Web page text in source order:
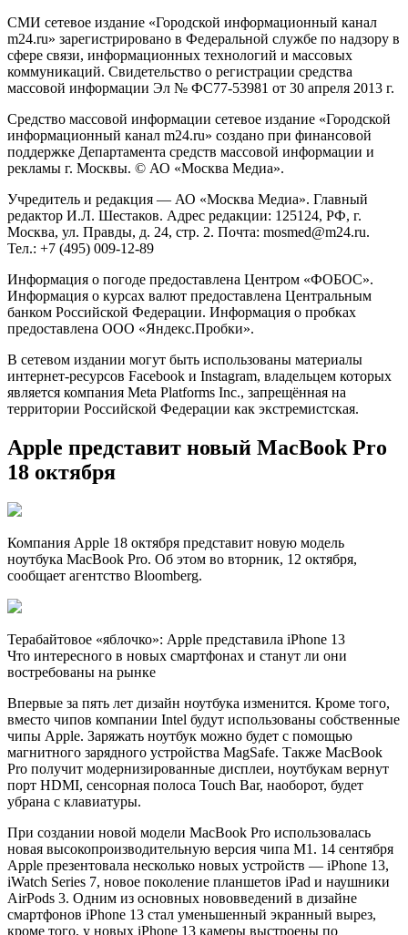
СМИ сетевое издание «Городской информационный канал
m24.ru» зарегистрировано в Федеральной службе по надзору в
сфере связи, информационных технологий и массовых
коммуникаций. Свидетельство о регистрации средства
массовой информации Эл № ФС77-53981 от 30 апреля 2013 г.
Средство массовой информации сетевое издание «Городской
информационный канал m24.ru» создано при финансовой
поддержке Департамента средств массовой информации и
рекламы г. Москвы. © АО «Москва Медиа».
Учредитель и редакция — АО «Москва Медиа». Главный
редактор И.Л. Шестаков. Адрес редакции: 125124, РФ, г.
Москва, ул. Правды, д. 24, стр. 2. Почта: mosmed@m24.ru.
Тел.: +7 (495) 009-12-89
Информация о погоде предоставлена Центром «ФОБОС».
Информация о курсах валют предоставлена Центральным
банком Российской Федерации. Информация о пробках
предоставлена ООО «Яндекс.Пробки».
В сетевом издании могут быть использованы материалы
интернет-ресурсов Facebook и Instagram, владельцем которых
является компания Meta Platforms Inc., запрещённая на
территории Российской Федерации как экстремистская.
Apple представит новый MacBook Pro
18 октября
Компания Apple 18 октября представит новую модель
ноутбука MacBook Pro. Об этом во вторник, 12 октября,
сообщает агентство Bloomberg.
Терабайтовое «яблочко»: Apple представила iPhone 13
Что интересного в новых смартфонах и станут ли они
востребованы на рынке
Впервые за пять лет дизайн ноутбука изменится. Кроме того,
вместо чипов компании Intel будут использованы собственные
чипы Apple. Заряжать ноутбук можно будет с помощью
магнитного зарядного устройства MagSafe. Также MacBook
Pro получит модернизированные дисплеи, ноутбукам вернут
порт HDMI, сенсорная полоса Touch Bar, наоборот, будет
убрана с клавиатуры.
При создании новой модели MacBook Pro использовалась
новая высокопроизводительную версия чипа M1. 14 сентября
Apple презентовала несколько новых устройств — iPhone 13,
iWatch Series 7, новое поколение планшетов iPad и наушники
AirPods 3. Одним из основных нововведений в дизайне
смартфонов iPhone 13 стал уменьшенный экранный вырез,
кроме того, у новых iPhone 13 камеры выстроены по